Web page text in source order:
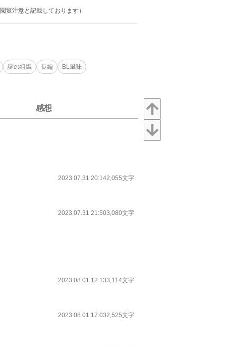
注意と記載しております）
謎の組織 長編 BL風味
感想
2023.07.31 20:142,055文字
2023.07.31 21:503,080文字
2023.08.01 12:133,114文字
2023.08.01 17:032,525文字